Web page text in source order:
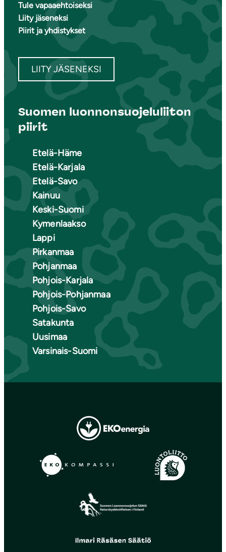
Tule vapaaehtoiseksi
Liity jäseneksi
Piirit ja yhdistykset
LIITY JÄSENEKSI
Suomen luonnonsuojeluliiton
piirit
Etelä-Häme
Etelä-Karjala
Etelä-Savo
Kainuu
Keski-Suomi
Kymenlaakso
Lappi
Pirkanmaa
Pohjanmaa
Pohjois-Karjala
Pohjois-Pohjanmaa
Pohjois-Savo
Satakunta
Uusimaa
Varsinais-Suomi